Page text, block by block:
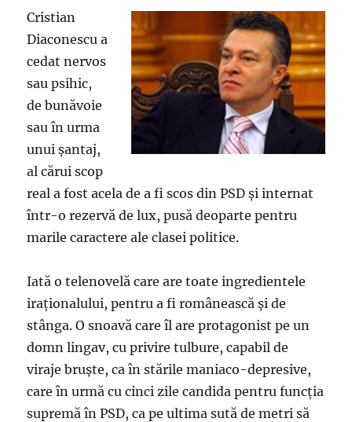
Cristian
Diaconescu a
cedat nervos
sau psihic,
de bunăvoie
sau în urma
unui şantaj,
al cărui scop
real a fost acela de a fi scos din PSD şi internat
într-o rezervă de lux, pusă deoparte pentru
marile caractere ale clasei politice.
Iată o telenovelă care are toate ingredientele
iraţionalului, pentru a fi românească şi de
stânga. O snoavă care îl are protagonist pe un
domn lingav, cu privire tulbure, capabil de
viraje bruşte, ca în stările maniaco-depresive,
care în urmă cu cinci zile candida pentru funcţia
supremă în PSD, ca pe ultima sută de metri să